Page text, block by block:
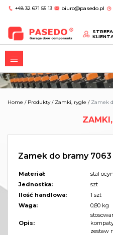
+48 32 671 55 13 biuro@pasedo.pl
STREFA
Home / Produkty/ Zamki, rygle / Zamek
ZAMKI,
Zamek do bramy 7063
Materiał:
stal
Jednostka:
szt
Ilość handlowa:
1 szt
Waga:
0,80 kg
Opis:
zestaw